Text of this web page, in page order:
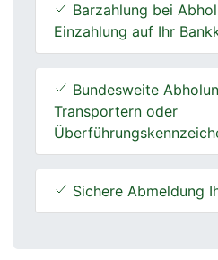
Barzahlung bei
Einzahlung auf Ihr
Bundesweite
Transportern oder
Sichere Abmeldung